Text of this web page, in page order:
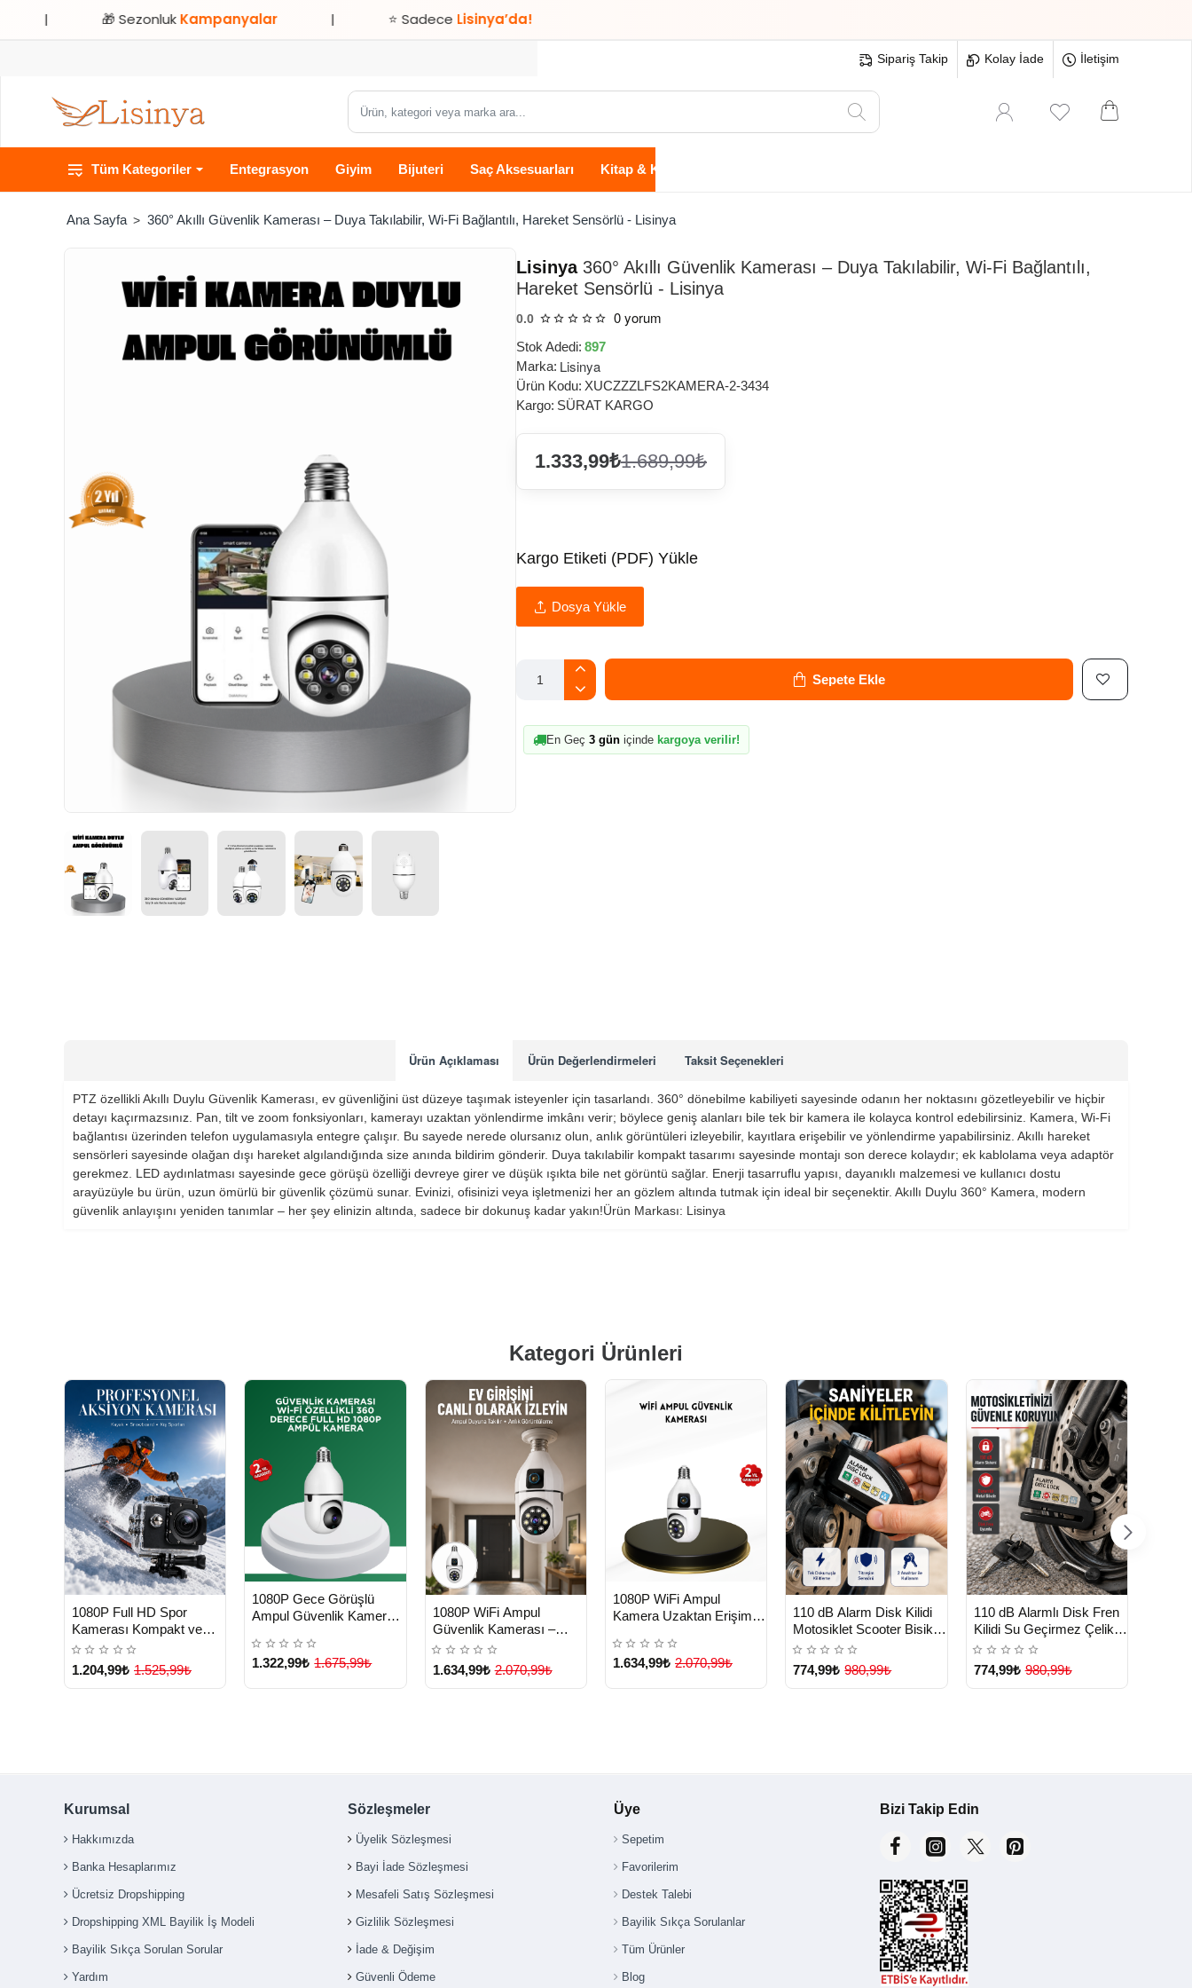
🎁 Sezonluk Kampanyalar | ⭐ SadeceLisinya’da!
Sipariş Takip Kolay İade İletişim
Ürün,
marka
ara...
Tüm Kategoriler Entegrasyon Giyim Bijuteri Saç Aksesuarları Kitap & Kırtasiye
360° Akıllı Güvenlik Kamerası – Duya Takılabilir, Wi-Fi Bağlantılı, Hareket Sensörlü - Lisinya
Lisinya360° Akıllı Güvenlik Kamerası – Duya Takılabilir, Wi-Fi Bağlantılı,
Hareket Sensörlü - Lisinya
0.0 0 yorum
Stok Adedi: 897
Marka: Lisinya
Ürün Kodu: XUCZZZLFS2KAMERA-2-3434
Kargo: SÜRAT KARGO
1.333,99₺1.689,99₺
Kargo Etiketi (PDF) Yükle
Dosya Yükle
Sepete Ekle
En Geç 3 gün içinde kargoya verilir!
Ürün Açıklaması Ürün Değerlendirmeleri Taksit Seçenekleri
PTZ özellikli Akıllı Duylu Güvenlik Kamerası, ev güvenliğini üst düzeye taşımak isteyenler için tasarlandı. 360° dönebilme kabiliyeti sayesinde odanın her noktasını gözetleyebilir ve hiçbir
detayı kaçırmazsınız. Pan, tilt ve zoom fonksiyonları, kamerayı uzaktan yönlendirme imkânı verir; böylece geniş alanları bile tek bir kamera ile kolayca kontrol edebilirsiniz. Kamera, Wi-Fi
bağlantısı üzerinden telefon uygulamasıyla entegre çalışır. Bu sayede nerede olursanız olun, anlık görüntüleri izleyebilir, kayıtlara erişebilir ve yönlendirme yapabilirsiniz. Akıllı hareket
sensörleri sayesinde olağan dışı hareket algılandığında size anında bildirim gönderir. Duya takılabilir kompakt tasarımı sayesinde montajı son derece kolaydır; ek kablolama veya adaptör
gerekmez. LED aydınlatması sayesinde gece görüşü özelliği devreye girer ve düşük ışıkta bile net görüntü sağlar. Enerji tasarruflu yapısı, dayanıklı malzemesi ve kullanıcı dostu
arayüzüyle bu ürün, uzun ömürlü bir güvenlik çözümü sunar. Evinizi, ofisinizi veya işletmenizi her an gözlem altında tutmak için ideal bir seçenektir. Akıllı Duylu 360° Kamera, modern
güvenlik anlayışını yeniden tanımlar – her şey elinizin altında, sadece bir dokunuş kadar yakın!Ürün Markası: Lisinya
Kategori Ürünleri
TESLİMAT
1080P Full HD Spor
Kamerası Kompakt ve
Dayanıklı Tasarım -
Lisinya
1.204,99₺ 1.525,99₺
TESLİMAT
1080P Gece Görüşlü
Ampul Güvenlik Kamerası
Seçenekli - Lisinya
1.322,99₺ 1.675,99₺
TESLİMAT
1080P WiFi Ampul
Güvenlik Kamerası –
Gece Görüş & Uzaktan
Erişim Yeni Nesil - Lisinya
1.634,99₺ 2.070,99₺
TESLİMAT
1080P WiFi Ampul
Kamera Uzaktan Erişimli
Görüşlü - Lisinya
1.634,99₺ 2.070,99₺
TESLİMAT
110 dB Alarm Disk Kilidi
Motosiklet Scooter Bisiklet
Güvenlik Yeni Nesil -
Lisinya
774,99₺ 980,99₺
TESLİMAT
110 dB Alarmlı Disk Fren
Kilidi Su Geçirmez Çelik
Gövde Motosiklet
Güvenlik - Lisinya
774,99₺ 980,99₺
Kurumsal
Hakkımızda
Banka Hesaplarımız
Ücretsiz Dropshipping
Dropshipping XML Bayilik İş Modeli
Bayilik Sıkça Sorulan Sorular
Yardım
Sözleşmeler
Üyelik Sözleşmesi
Bayi İade Sözleşmesi
Mesafeli Satış Sözleşmesi
Gizlilik Sözleşmesi
İade & Değişim
Güvenli Ödeme
Üye
Sepetim
Favorilerim
Destek Talebi
Bayilik Sıkça Sorulanlar
Tüm Ürünler
Blog
Bizi Takip Edin